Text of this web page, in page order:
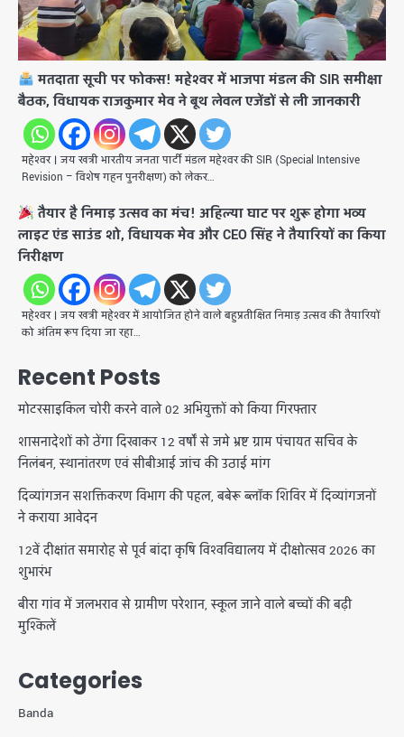
मतदाता सूची पर फोकस! महेश्वर में भाजपा मंडल की SIR समीक्षा
बैठक, विधायक राजकुमार मेव ने बूथ लेवल एजेंडों से ली जानकारी
महेश्वर । जय खत्री ​भारतीय जनता पार्टी मंडल महेश्वर की SIR (Special Intensive
Revision – विशेष गहन पुनरीक्षण) को लेकर…
तैयार है निमाड़ उत्सव का मंच! अहिल्या घाट पर शुरू होगा भव्य
लाइट एंड साउंड शो, विधायक मेव और CEO सिंह ने तैयारियों का किया
निरीक्षण
महेश्वर । जय खत्री ​महेश्वर में आयोजित होने वाले बहुप्रतीक्षित निमाड़ उत्सव की तैयारियों
को अंतिम रूप दिया जा रहा…
Recent Posts
मोटरसाइकिल चोरी करने वाले 02 अभियुक्तों को किया गिरफ्तार
शासनादेशों को ठेंगा दिखाकर 12 वर्षों से जमे भ्रष्ट ग्राम पंचायत सचिव के
निलंबन, स्थानांतरण एवं सीबीआई जांच की उठाई मांग
दिव्यांगजन सशक्तिकरण विभाग की पहल, बबेरू ब्लॉक शिविर में दिव्यांगजनों
ने कराया आवेदन
12वें दीक्षांत समारोह से पूर्व बांदा कृषि विश्वविद्यालय में दीक्षोत्सव 2026 का
शुभारंभ
बीरा गांव में जलभराव से ग्रामीण परेशान, स्कूल जाने वाले बच्चों की बढ़ी
मुश्किलें
Categories
Banda